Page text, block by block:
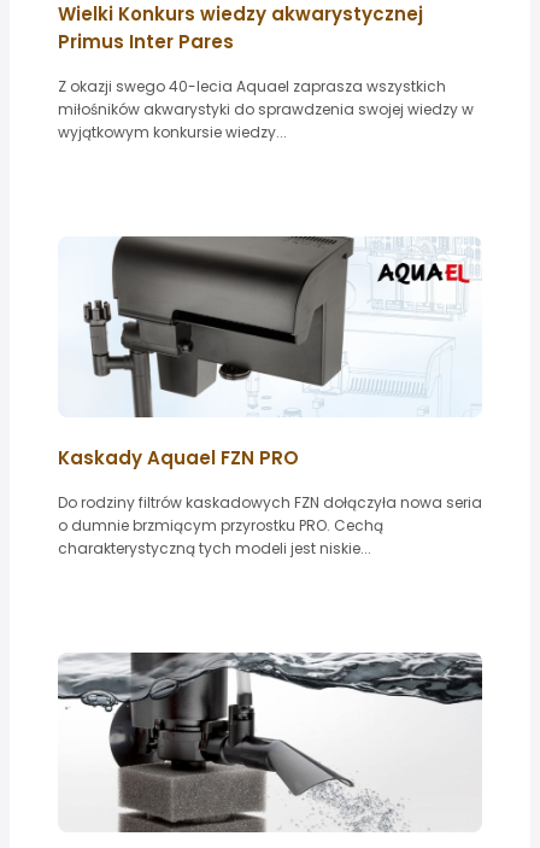
Wielki Konkurs wiedzy akwarystycznej
Primus Inter Pares
Z okazji swego 40-lecia Aquael zaprasza wszystkich
miłośników akwarystyki do sprawdzenia swojej wiedzy w
wyjątkowym konkursie wiedzy...
Kaskady Aquael FZN PRO
Do rodziny filtrów kaskadowych FZN dołączyła nowa seria
o dumnie brzmiącym przyrostku PRO. Cechą
charakterystyczną tych modeli jest niskie...